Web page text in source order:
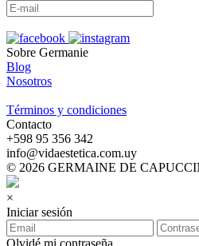
Sobre Germanie
Blog
Nosotros
Términos y condiciones
Contacto
‪+598 95 356 342‬
info@vidaestetica.com.uy
© 2026 GERMAINE DE
×
Iniciar sesión
Olvidé mi contraseña